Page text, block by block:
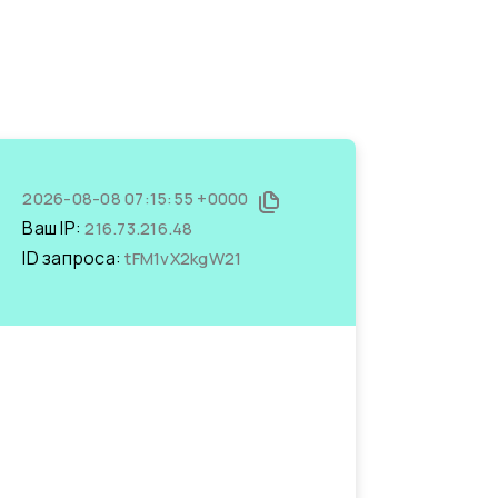
2026-08-08 07:15:55 +0000
Ваш IP:216.73.216.48
ID запроса:tFM1vX2kgW21